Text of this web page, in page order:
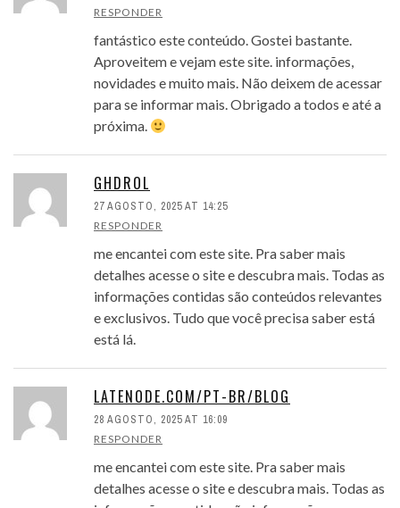
RESPONDER
fantástico este conteúdo. Gostei bastante.
Aproveitem e vejam este site. informações,
novidades e muito mais. Não deixem de acessar
para se informar mais. Obrigado a todos e até a
próxima.
GHDROL
27 AGOSTO, 2025 AT 14:25
RESPONDER
me encantei com este site. Pra saber mais
detalhes acesse o site e descubra mais. Todas as
informações contidas são conteúdos relevantes
e exclusivos. Tudo que você precisa saber está
está lá.
LATENODE.COM/PT-BR/BLOG
28 AGOSTO, 2025 AT 16:09
RESPONDER
me encantei com este site. Pra saber mais
detalhes acesse o site e descubra mais. Todas as